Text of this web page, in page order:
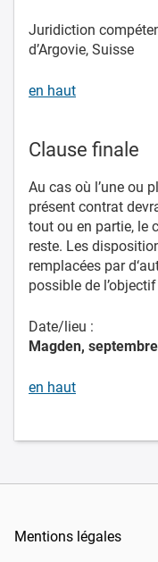
Juridiction
d’Argovie, Suisse
en haut
Clause finale
Au cas où l’une ou
présent contrat
tout ou en partie, le
reste. Les
remplacées par
possible de
Date/lieu :
Magden,
en haut
Mentions légales